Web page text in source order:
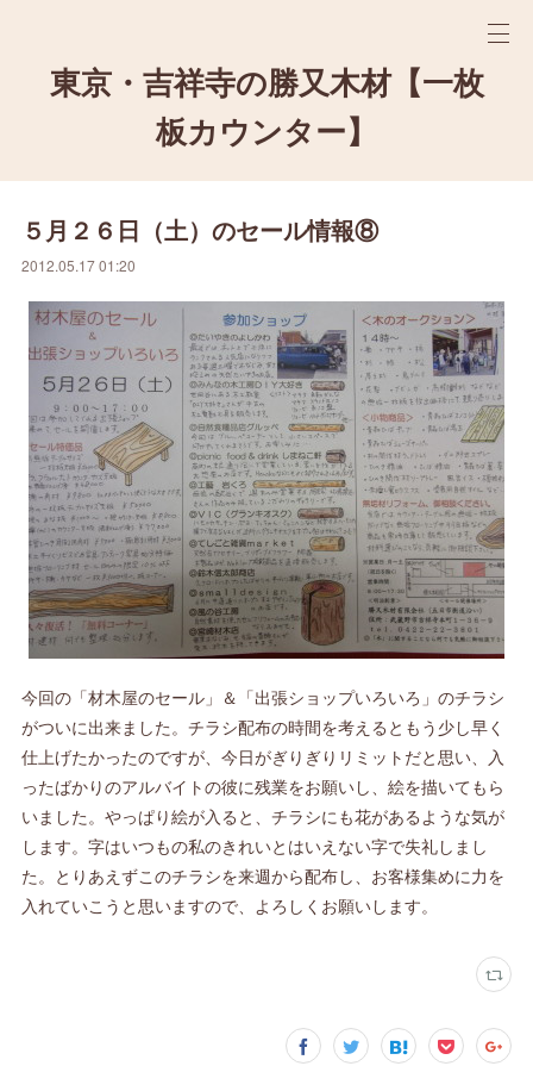
東京・吉祥寺の勝又木材【一枚
板カウンター】
５月２６日（土）のセール情報⑧
2012.05.17 01:20
今回の「材木屋のセール」＆「出張ショップいろいろ」のチラシ
がついに出来ました。チラシ配布の時間を考えるともう少し早く
仕上げたかったのですが、今日がぎりぎりリミットだと思い、入
ったばかりのアルバイトの彼に残業をお願いし、絵を描いてもら
いました。やっぱり絵が入ると、チラシにも花があるような気が
します。字はいつもの私のきれいとはいえない字で失礼しまし
た。とりあえずこのチラシを来週から配布し、お客様集めに力を
入れていこうと思いますので、よろしくお願いします。